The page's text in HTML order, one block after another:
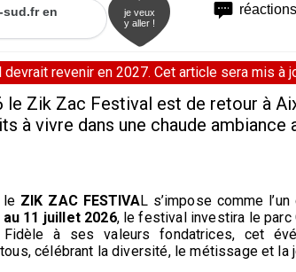
réactions
sud.fr en
je veux
y aller !
revenir en 2027. Cet article sera mis à
le Zik Zac Festival est de retour à
à vivre dans une chaude ambiance
le ZIK ZAC FESTIVAL s’impose comme
au 11 juillet 2026, le festival investira le
à ses valeurs fondatrices, cet
célébrant la diversité, le métissage et la